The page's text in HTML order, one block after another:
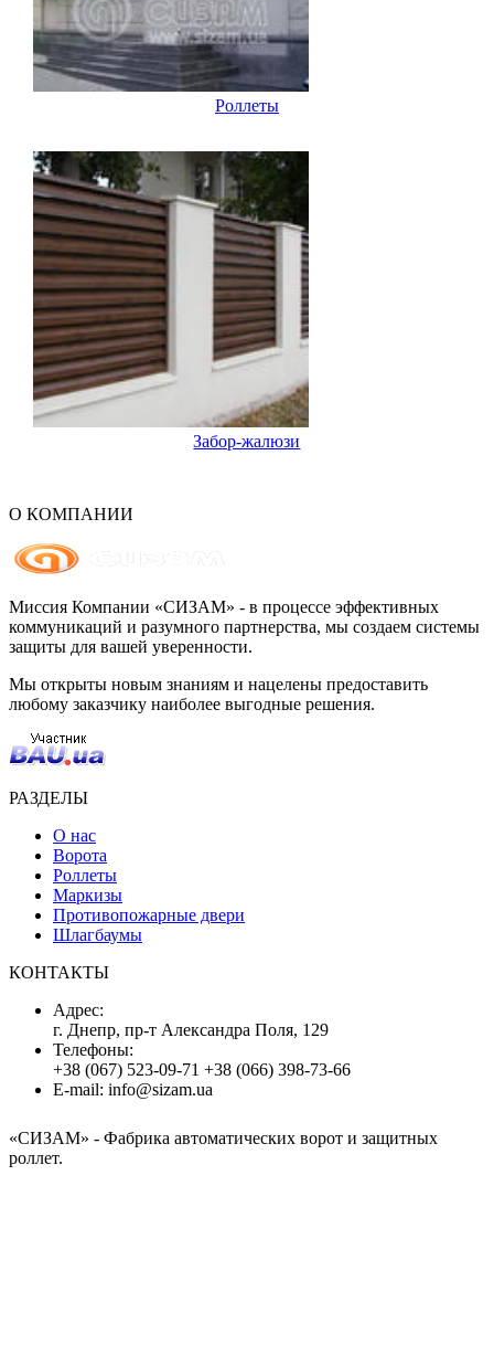
Роллеты
Забор-жалюзи
О КОМПАНИИ
Миссия Компании «СИЗАМ» - в процессе эффективных
коммуникаций и разумного партнерства, мы создаем системы
защиты для вашей уверенности.
Мы открыты новым знаниям и нацелены предоставить
любому заказчику наиболее выгодные решения.
РАЗДЕЛЫ
О нас
Ворота
Роллеты
Маркизы
Противопожарные двери
Шлагбаумы
КОНТАКТЫ
Адрес:
г. Днепр, пр-т Александра Поля, 129
Телефоны:
+38 (067) 523-09-71 +38 (066) 398-73-66
E-mail: info@sizam.ua
«СИЗАМ» - Фабрика автоматических ворот и защитных
роллет.